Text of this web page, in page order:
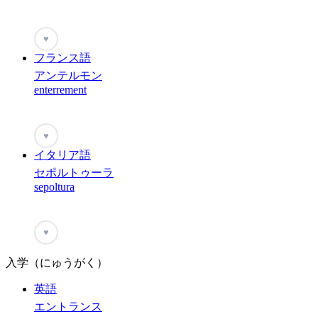
♥
フランス語
アンテルモン
enterrement
♥
イタリア語
セポルトゥーラ
sepoltura
♥
入学（にゅうがく）
英語
エントランス